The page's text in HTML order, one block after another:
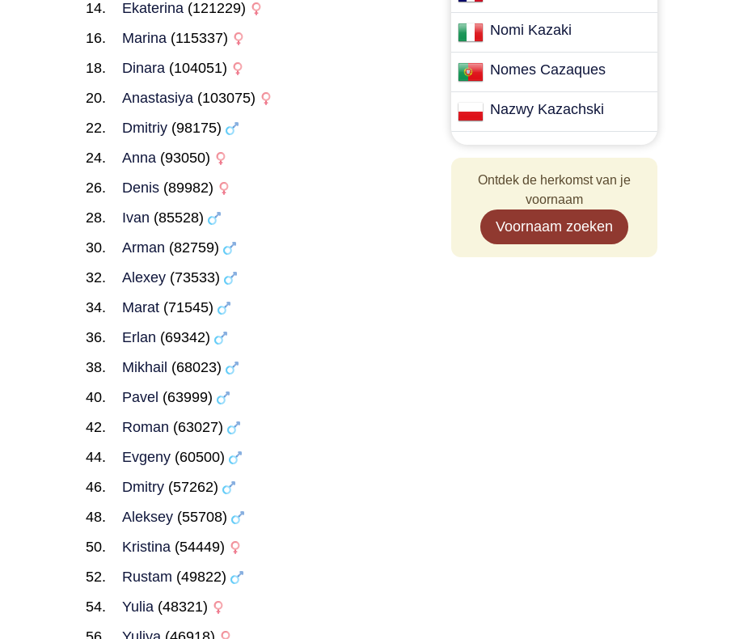
Ekaterina(121229)
Marina(115337)
Dinara(104051)
Anastasiya(103075)
Dmitriy(98175)
Anna(93050)
Denis(89982)
Ivan (85528)
Arman (82759)
Alexey(73533)
Marat(71545)
Erlan (69342)
Mikhail (68023)
Pavel (63999)
Roman (63027)
Evgeny(60500)
Dmitry(57262)
Aleksey(55708)
Kristina(54449)
Rustam (49822)
Yulia(48321)
Nomi Kazaki
Nomes Cazaques
Nazwy Kazachski
Ontdek de herkomst van je
voornaam
Voornaam zoeken